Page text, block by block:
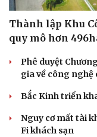
Sân khấu - Điện ảnh
Văn học
Âm nhạc
Thành lập Khu
quy mô hơn
Phê duyệt
gia về công nghệ
Bắc Kinh triển
Nguy cơ mất tài
Fi khách sạn